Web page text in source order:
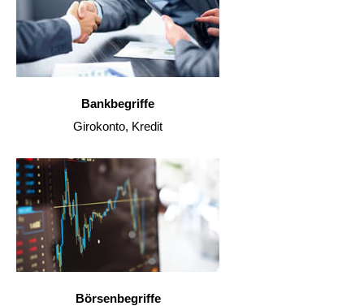
Bankbegriffe
Girokonto, Kredit
Börsenbegriffe